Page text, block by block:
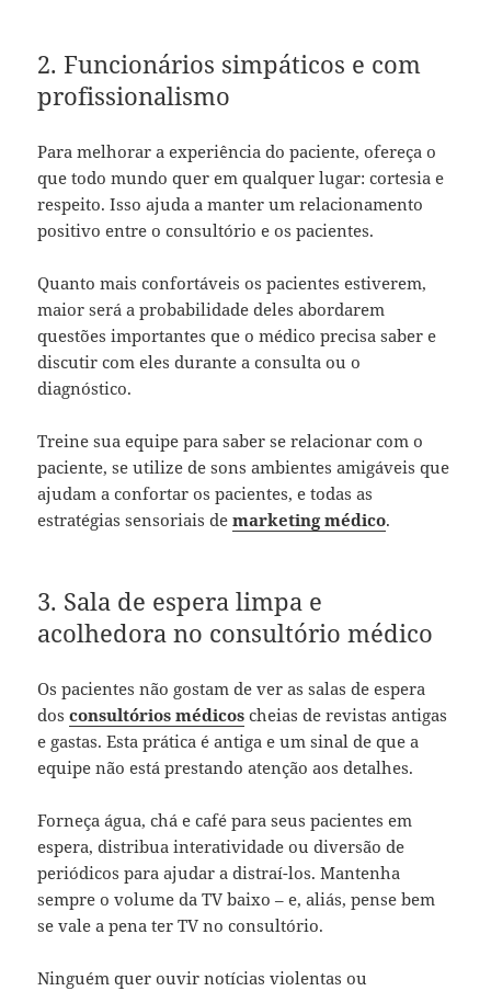
2. Funcionários simpáticos e com
profissionalismo
Para melhorar a experiência do paciente, ofereça o
que todo mundo quer em qualquer lugar: cortesia e
respeito. Isso ajuda a manter um relacionamento
positivo entre o consultório e os pacientes.
Quanto mais confortáveis ​​os pacientes estiverem,
maior será a probabilidade deles abordarem
questões importantes que o médico precisa saber e
discutir com eles durante a consulta ou o
diagnóstico.
Treine sua equipe para saber se relacionar com o
paciente, se utilize de sons ambientes amigáveis que
ajudam a confortar os pacientes, e todas as
estratégias sensoriais demarketing médico.
3. Sala de espera limpa e
acolhedora no consultório médico
Os pacientes não gostam de ver as salas de espera
dosconsultórios médicos cheias de revistas antigas
e gastas. Esta prática é antiga e um sinal de que a
equipe não está prestando atenção aos detalhes.
Forneça água, chá e café para seus pacientes em
espera, distribua interatividade ou diversão de
periódicos para ajudar a distraí-los. Mantenha
sempre o volume da TV baixo – e, aliás, pense bem
se vale a pena ter TV no consultório.
Ninguém quer ouvir notícias violentas ou